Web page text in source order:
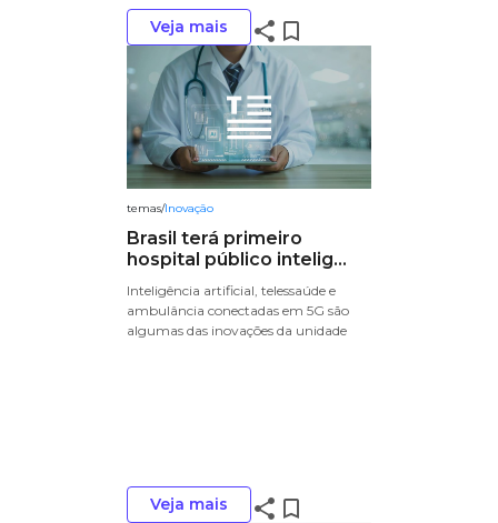
Veja mais share bookmark_border
temas/Inovação
Brasil terá primeiro
hospital público intelig...
Inteligência artificial, telessaúde e
ambulância conectadas em 5G são
algumas das inovações da unidade
Veja mais share bookmark_border